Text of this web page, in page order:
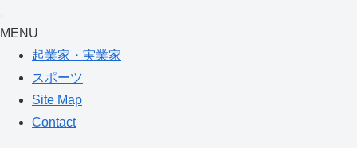
MENU
起業家・実業家
スポーツ
Site Map
Contact